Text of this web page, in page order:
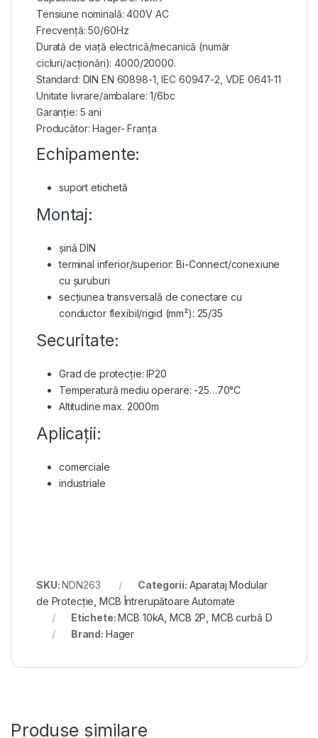
Tensiune nominală: 400V AC
Frecvență: 50/60Hz
Durată de viață electrică/mecanică (număr
cicluri/acționări): 4000/20000.
Standard: DIN EN 60898-1, IEC 60947-2, VDE 0641-11
Unitate livrare/ambalare: 1/6bc
Garanție: 5 ani
Producător: Hager- Franța
Echipamente:
suport etichetă
Montaj:
șină DIN
terminal inferior/superior: Bi-Connect/conexiune
cu șuruburi
secțiunea transversală de conectare cu
conductor flexibil/rigid (mm²): 25/35
Securitate:
Grad de protecție: IP20
Temperatură mediu operare: -25…70°C
Altitudine max. 2000m
Aplicații:
comerciale
industriale
SKU:NDN263 Categorii: Aparataj Modular
de Protecție ,MCB Întrerupătoare Automate
Etichete:MCB 10kA ,MCB 2P MCB curbă D
Brand: Hager
Produse similare